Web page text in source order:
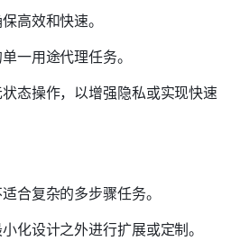
高效和快速。
一用途代理任务。
态操作，以增强隐私或实现快速
合复杂的多步骤任务。
化设计之外进行扩展或定制。